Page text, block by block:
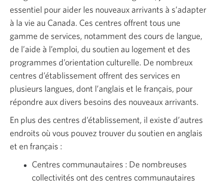
essentiel pour aider les nouveaux arrivants à s’adapter
à la vie au Canada. Ces centres offrent tous une
gamme de services, notamment des cours de langue,
de l’aide à l’emploi, du soutien au logement et des
programmes d’orientation culturelle. De nombreux
centres d’établissement offrent des services en
plusieurs langues, dont l’anglais et le français, pour
répondre aux divers besoins des nouveaux arrivants.
En plus des centres d’établissement, il existe d’autres
endroits où vous pouvez trouver du soutien en anglais
et en français :
Centres communautaires : De nombreuses
collectivités ont des centres communautaires